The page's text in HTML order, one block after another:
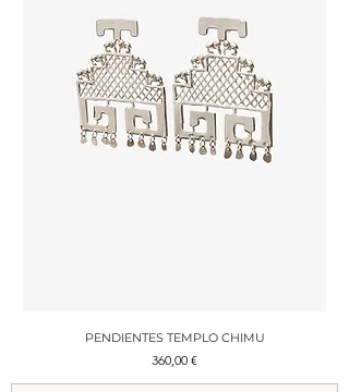
PENDIENTES TEMPLO CHIMU
Precio
360,00 €